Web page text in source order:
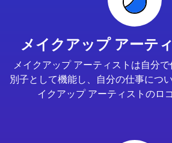
メイクアップ アーテ
メイクアップ アーティストは自分
別子として機能し、自分の仕事につ
イクアップ アーティストのロ